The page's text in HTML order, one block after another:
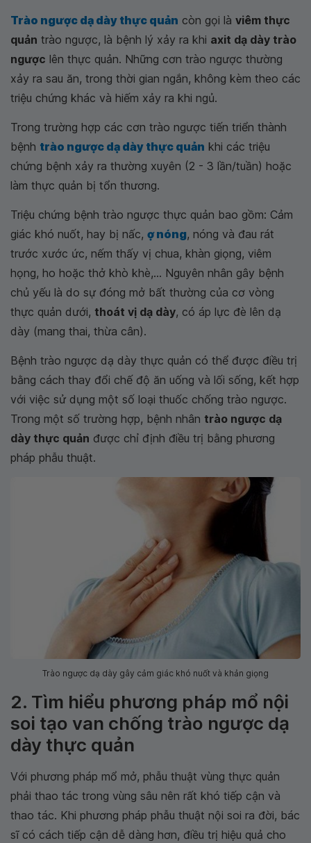
Trào ngược dạ dày thực quản còn gọi là viêm thực
quản trào ngược, là bệnh lý xảy ra khi axit dạ dày trào
ngược lên thực quản. Những cơn trào ngược thường
xảy ra sau ăn, trong thời gian ngắn, không kèm theo các
triệu chứng khác và hiếm xảy ra khi ngủ.
Trong trường hợp các cơn trào ngược tiến triển thành
bệnh trào ngược dạ dày thực quản khi các triệu
chứng bệnh xảy ra thường xuyên (2 - 3 lần/tuần) hoặc
làm thực quản bị tổn thương.
Triệu chứng bệnh trào ngược thực quản bao gồm: Cảm
giác khó nuốt, hay bị nấc, ợ nóng, nóng và đau rát
trước xước ức, nếm thấy vị chua, khàn giọng, viêm
họng, ho hoặc thở khò khè,... Nguyên nhân gây bệnh
chủ yếu là do sự đóng mở bất thường của cơ vòng
thực quản dưới, thoát vị dạ dày, có áp lực đè lên dạ
dày (mang thai, thừa cân).
Bệnh trào ngược dạ dày thực quản có thể được điều trị
bằng cách thay đổi chế độ ăn uống và lối sống, kết hợp
với việc sử dụng một số loại thuốc chống trào ngược.
Trong một số trường hợp, bệnh nhân trào ngược dạ
dày thực quản được chỉ định điều trị bằng phương
pháp phẫu thuật.
Trào ngược dạ dày gây cảm giác khó nuốt và khản giọng
2. Tìm hiểu phương pháp mổ nội
soi tạo van chống trào ngược dạ
dày thực quản
Với phương pháp mổ mở, phẫu thuật vùng thực quản
phải thao tác trong vùng sâu nên rất khó tiếp cận và
thao tác. Khi phương pháp phẫu thuật nội soi ra đời, bác
sĩ có cách tiếp cận dễ dàng hơn, điều trị hiệu quả cho